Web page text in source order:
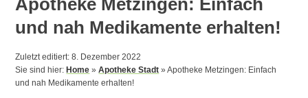
und nah Medikamente erhalten!
Zuletzt editiert: 8. Dezember 2022
Sie sind hier:Home »Apotheke Stadt »Apotheke Metzingen: Einfach
und nah Medikamente erhalten!